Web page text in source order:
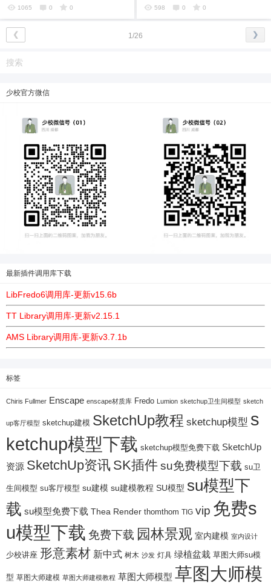
定性改进Archicad 28 支持Rhino：
最多支持 6 个剪切平面Rhino： 世
界坐...
1065 0 0
这两种网盘下载方式（建议安装客
户端下载），如果两种网盘下载链
598 0 0
1/26
❮ ❯
少校官方微信
最新插件调用库下载
LibFredo6调用库-更新v15.6b
TT Library调用库-更新v2.15.1
AMS Library调用库-更新v3.7.1b
标签
Chiris Fullmer Enscape enscape材质库 Fredo Lumion sketchup卫生间模型 sketch
up客厅模型 sketchup建模 SketchUp教程 sketchup模型 s
ketchup模型下载 sketchup模型免费下载 SketchUp
资源 SketchUp资讯 SK插件su免费模型下载 su卫
生间模型 su客厅模型 su建模 su建模教程 SU模型 su模型下
载 su模型免费下载 Thea Render thomthom TIG vip 免费s
u模型下载 免费下载 园林景观 室内建模 室内设计
少校讲座 形意素材 新中式 树木 沙发 灯具 绿植盆栽 草图大师su模
型 草图大师建模 草图大师建模教程 草图大师模型 草图大师模